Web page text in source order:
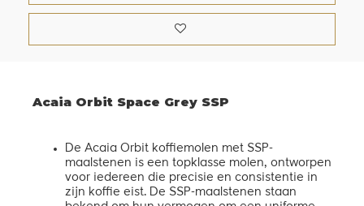
Acaia Orbit Space Grey SSP
De Acaia Orbit koffiemolen met SSP-
maalstenen is een topklasse molen, ontworpen
voor iedereen die precisie en consistentie in
zijn koffie eist. De SSP-maalstenen staan ​​